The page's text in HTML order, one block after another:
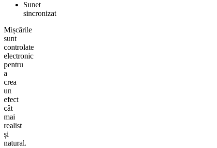
Sunet
sincronizat
Mișcările
sunt
controlate
electronic
pentru
a
crea
un
efect
cât
mai
realist
și
natural.